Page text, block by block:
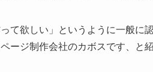
て欲しい」というように一般に
ージ制作会社のカボスです、と